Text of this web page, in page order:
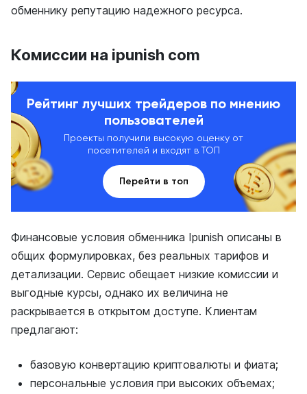
обменнику репутацию надежного ресурса.
Комиссии на ipunish com
Рейтинг лучших трейдеров по мнению
пользователей
Проекты получили высокую оценку от
посетителей и входят в ТОП
Перейти в топ
Финансовые условия обменника Ipunish описаны в
общих формулировках, без реальных тарифов и
детализации. Сервис обещает низкие комиссии и
выгодные курсы, однако их величина не
раскрывается в открытом доступе. Клиентам
предлагают:
базовую конвертацию криптовалюты и фиата;
персональные условия при высоких объемах;